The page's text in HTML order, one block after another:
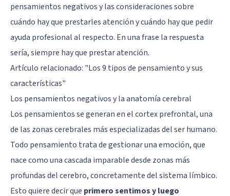
pensamientos negativos y las consideraciones sobre
cuándo hay que prestarles atención y cuándo hay que pedir
ayuda profesional al respecto. En una frase la respuesta
sería, siempre hay que prestar atención.
Artículo relacionado: "Los 9 tipos de pensamiento y sus
características"
Los pensamientos negativos y la anatomía cerebral
Los pensamientos se generan en el cortex prefrontal, una
de las zonas cerebrales más especializadas del ser humano.
Todo pensamiento trata de gestionar una emoción, que
nace como una cascada imparable desde zonas más
profundas del cerebro, concretamente del sistema límbico.
Esto quiere decir que primero sentimos y luego